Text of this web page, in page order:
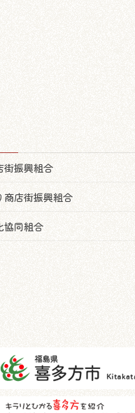
街振興組合
商店街振興組合
協同組合